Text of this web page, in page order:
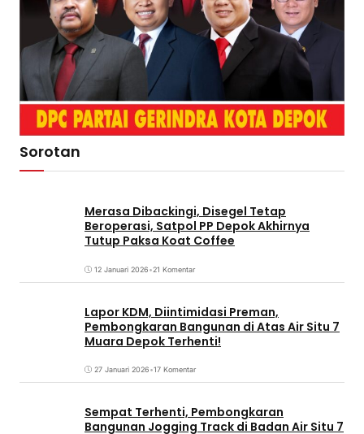
Sorotan
Merasa Dibackingi, Disegel Tetap
Beroperasi, Satpol PP Depok Akhirnya
Tutup Paksa Koat Coffee
12 Januari 2026•21 Komentar
Lapor KDM, Diintimidasi Preman,
Pembongkaran Bangunan di Atas Air Situ 7
Muara Depok Terhenti!
27 Januari 2026•17 Komentar
Sempat Terhenti, Pembongkaran
Bangunan Jogging Track di Badan Air Situ 7